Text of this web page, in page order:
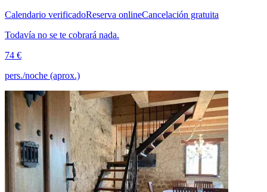
Calendario verificadoReserva onlineCancelación gratuita
Todavía no se te cobrará nada.
74 €
pers./noche (aprox.)